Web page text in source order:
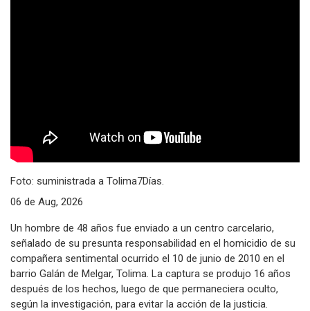
Foto: suministrada a Tolima7Días.
06 de Aug, 2026
Un hombre de 48 años fue enviado a un centro carcelario,
señalado de su presunta responsabilidad en el homicidio de su
compañera sentimental ocurrido el 10 de junio de 2010 en el
barrio Galán de Melgar, Tolima. La captura se produjo 16 años
después de los hechos, luego de que permaneciera oculto,
según la investigación, para evitar la acción de la justicia.